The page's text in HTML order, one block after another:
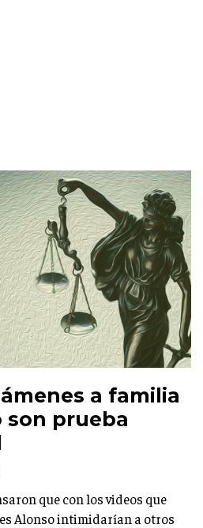
a familia
son prueba
que con los videos que
Alonso intimidarían a otros